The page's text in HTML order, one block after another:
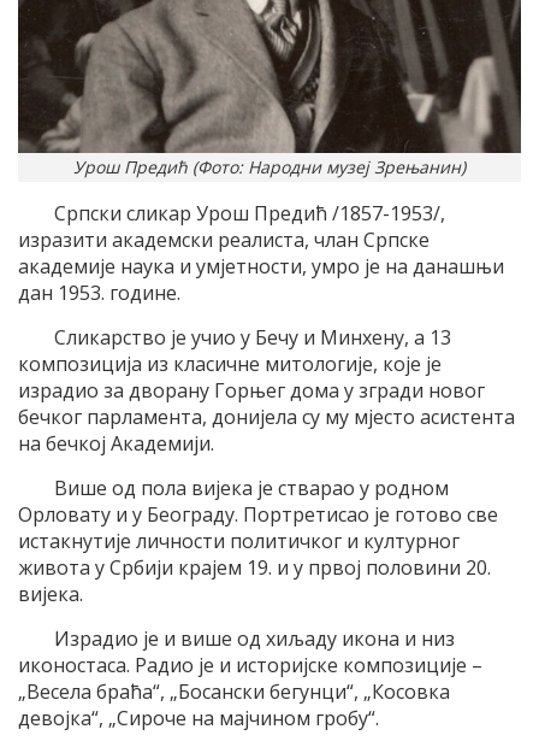
Урош Предић (Фото: Народни музеј Зрењанин)
Српски сликар Урош Предић /1857-1953/,
изразити академски реалиста, члан Српске
академије наука и умјетности, умро је на данашњи
дан 1953. године.
Сликарство је учио у Бечу и Минхену, а 13
композиција из класичне митологије, које је
израдио за дворану Горњег дома у згради новог
бечког парламента, донијела су му мјесто асистента
на бечкој Академији.
Више од пола вијека је стварао у родном
Орловату и у Београду. Портретисао је готово све
истакнутије личности политичког и културног
живота у Србији крајем 19. и у првој половини 20.
вијека.
Израдио је и више од хиљаду икона и низ
иконостаса. Радио је и историјске композиције –
„Весела браћа“, „Босански бегунци“, „Косовка
девојка“, „Сироче на мајчином гробу“.